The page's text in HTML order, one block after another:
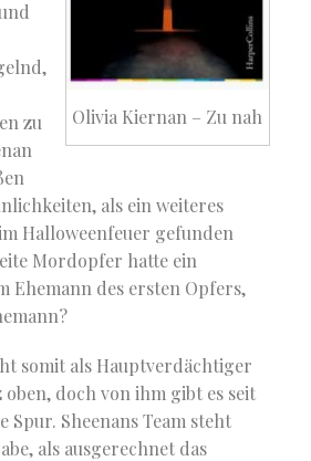
Olivia Kiernan – Zu nah
zu
als ein weiteres
Halloweenfeuer gefunden
Mordopfer hatte ein
Ehemann des ersten Opfers,
somit als Hauptverdächtiger
doch von ihm gibt es seit
Spur. Sheenans Team steht
als ausgerechnet das